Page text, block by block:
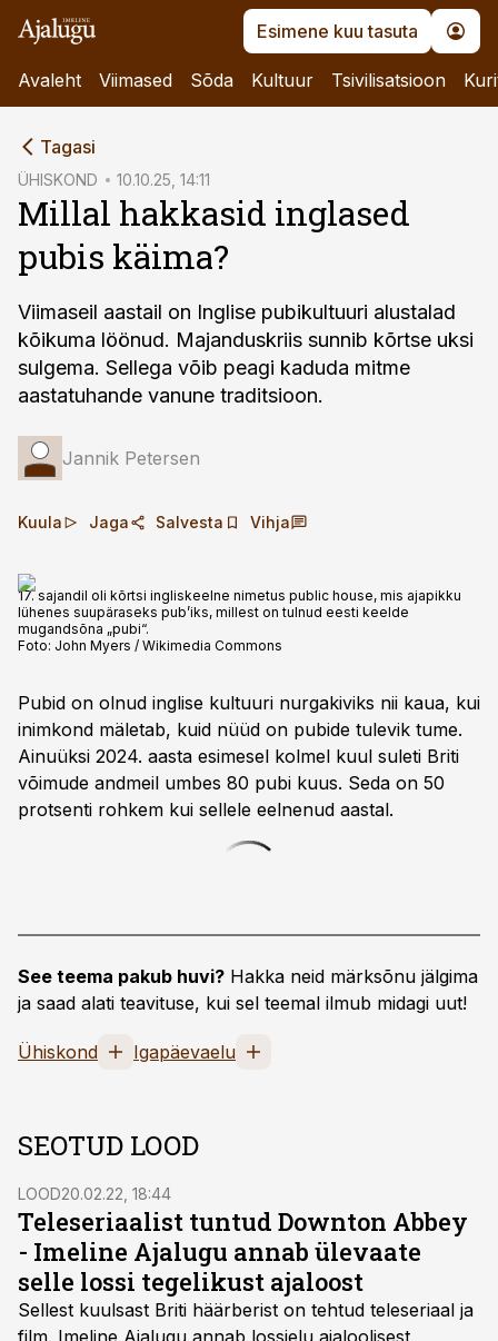
Esimene kuu tasuta
Avaleht Viimased Sõda Kultuur Tsivilisatsioon
Tagasi
ÜHISKOND 10.10.25, 14:11
Millal hakkasid inglased
pubis käima?
Viimaseil aastail on Inglise pubikultuuri alustalad
kõikuma löönud. Majanduskriis sunnib kõrtse uksi
sulgema. Sellega võib peagi kaduda mitme
aastatuhande vanune traditsioon.
Jannik Petersen
Kuula Jaga Salvesta Vihja
17. sajandil oli kõrtsi ingliskeelne nimetus public house, mis ajapikku
lühenes suupäraseks pub’iks, millest on tulnud eesti keelde
mugandsõna „pubi“.
Foto: John Myers / Wikimedia Commons
Pubid on olnud inglise kultuuri nurga­kiviks nii kaua, kui
inimkond mäletab, kuid nüüd on pubide tulevik tume.
Ainuüksi 2024. aasta esimesel kolmel kuul suleti Briti
võimude andmeil umbes 80 pubi kuus. Seda on 50
protsenti rohkem kui sellele eelnenud aastal.
See teema pakub huvi? Hakka neid märksõnu jälgima
ja saad alati teavituse, kui sel teemal ilmub midagi uut!
Ühiskond Igapäevaelu
SEOTUD LOOD
LOOD20.02.22, 18:44
Teleseriaalist tuntud Downton Abbey
- Imeline Ajalugu annab ülevaate
selle lossi tegelikust ajaloost
Sellest kuulsast Briti häärberist on tehtud teleseriaal ja
film. Imeline Ajalugu annab lossielu ajaloolisest